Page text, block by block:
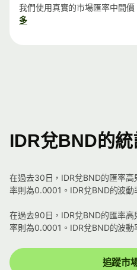
我們使用真實的市場匯率中間價
多
IDR兌BND的
在過去30日，IDR兌BND的匯率
率則為0.0001。IDR兌BND的波動
在過去90日，IDR兌BND的匯率
率則為0.0001。IDR兌BND的波動
追蹤市